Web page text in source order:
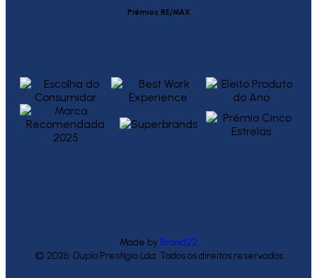
Prémios RE/MAX
Made by Brand22
© 2026. Duplo Prestígio Lda. Todos os direitos reservados